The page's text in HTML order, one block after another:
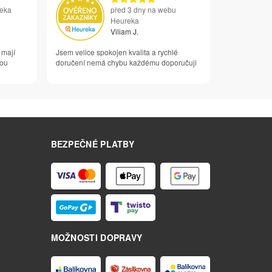
před 3 dny na webu
Heureka
Viliam J.
Jsem velice spokojen kvalita a rychlé
doručení nemá chybu každému doporučuji
BEZPEČNÉ PLATBY
MOŽNOSTI DOPRAVY